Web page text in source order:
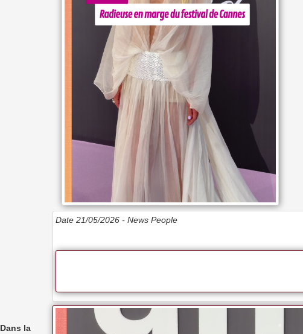
Date 21/05/2026 - News People
Dans la